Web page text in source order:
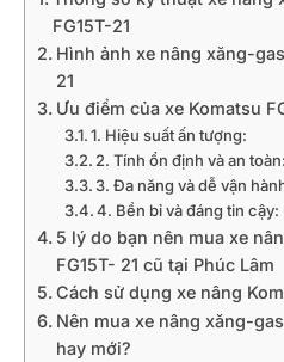
FG15T-21
Hình ảnh xe nâng xăng-
21
Ưu điểm của xe Komatsu
1. Hiệu suất ấn tượng:
2. Tính ổn định và an toàn:
3. Đa năng và dễ vận
4. Bền bỉ và đáng tin cậy:
5 lý do bạn nên mua xe
FG15T- 21 cũ tại Phúc Lâm
Cách sử dụng xe nâng
Nên mua xe nâng xăng-
hay mới?